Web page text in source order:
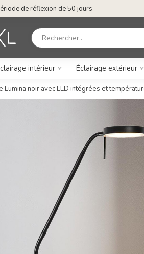
de réflexion de 50 jours
intérieur Éclairage extérieur
Lumina noir avec LED intégrées et